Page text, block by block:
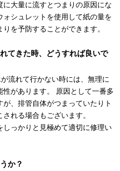
に大量に流すとつまりの原因にな
ォシュレットを使用して紙の量を
を予防することができます。
てきた時、どうすれば良いで
流れて行かない時には、無理に
があります。 原因として一番多
、排管自体がつまっていたりト
れる場合もございます。
しっかりと見極めて適切に修理い
か？